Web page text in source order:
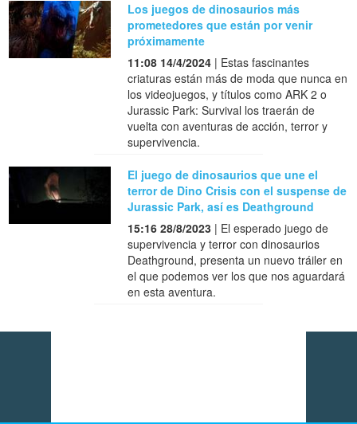
Los juegos de dinosaurios más
prometedores que están por venir
próximamente
11:08 14/4/2024 | Estas fascinantes
criaturas están más de moda que nunca en
los videojuegos, y títulos como ARK 2 o
Jurassic Park: Survival los traerán de
vuelta con aventuras de acción, terror y
supervivencia.
El juego de dinosaurios que une el
terror de Dino Crisis con el suspense de
Jurassic Park, así es Deathground
15:16 28/8/2023 | El esperado juego de
supervivencia y terror con dinosaurios
Deathground, presenta un nuevo tráiler en
el que podemos ver los que nos aguardará
en esta aventura.